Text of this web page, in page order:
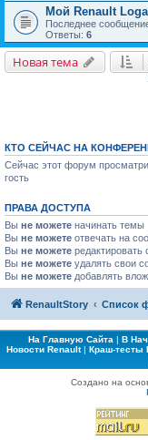
Мой Renault
Последнее
Ответы: 6
Новая тема
КТО СЕЙЧАС НА
Сейчас этот форум
гость
ПРАВА ДОСТУПА
Вы не можете начинать темы
Вы не можете отвечать на
Вы не можете
Вы не можете удалять свои
Вы не можете добавлять
RenaultStory Список
На Главную Сайта | В
Новости Renault| Краш-тесты
Создано на